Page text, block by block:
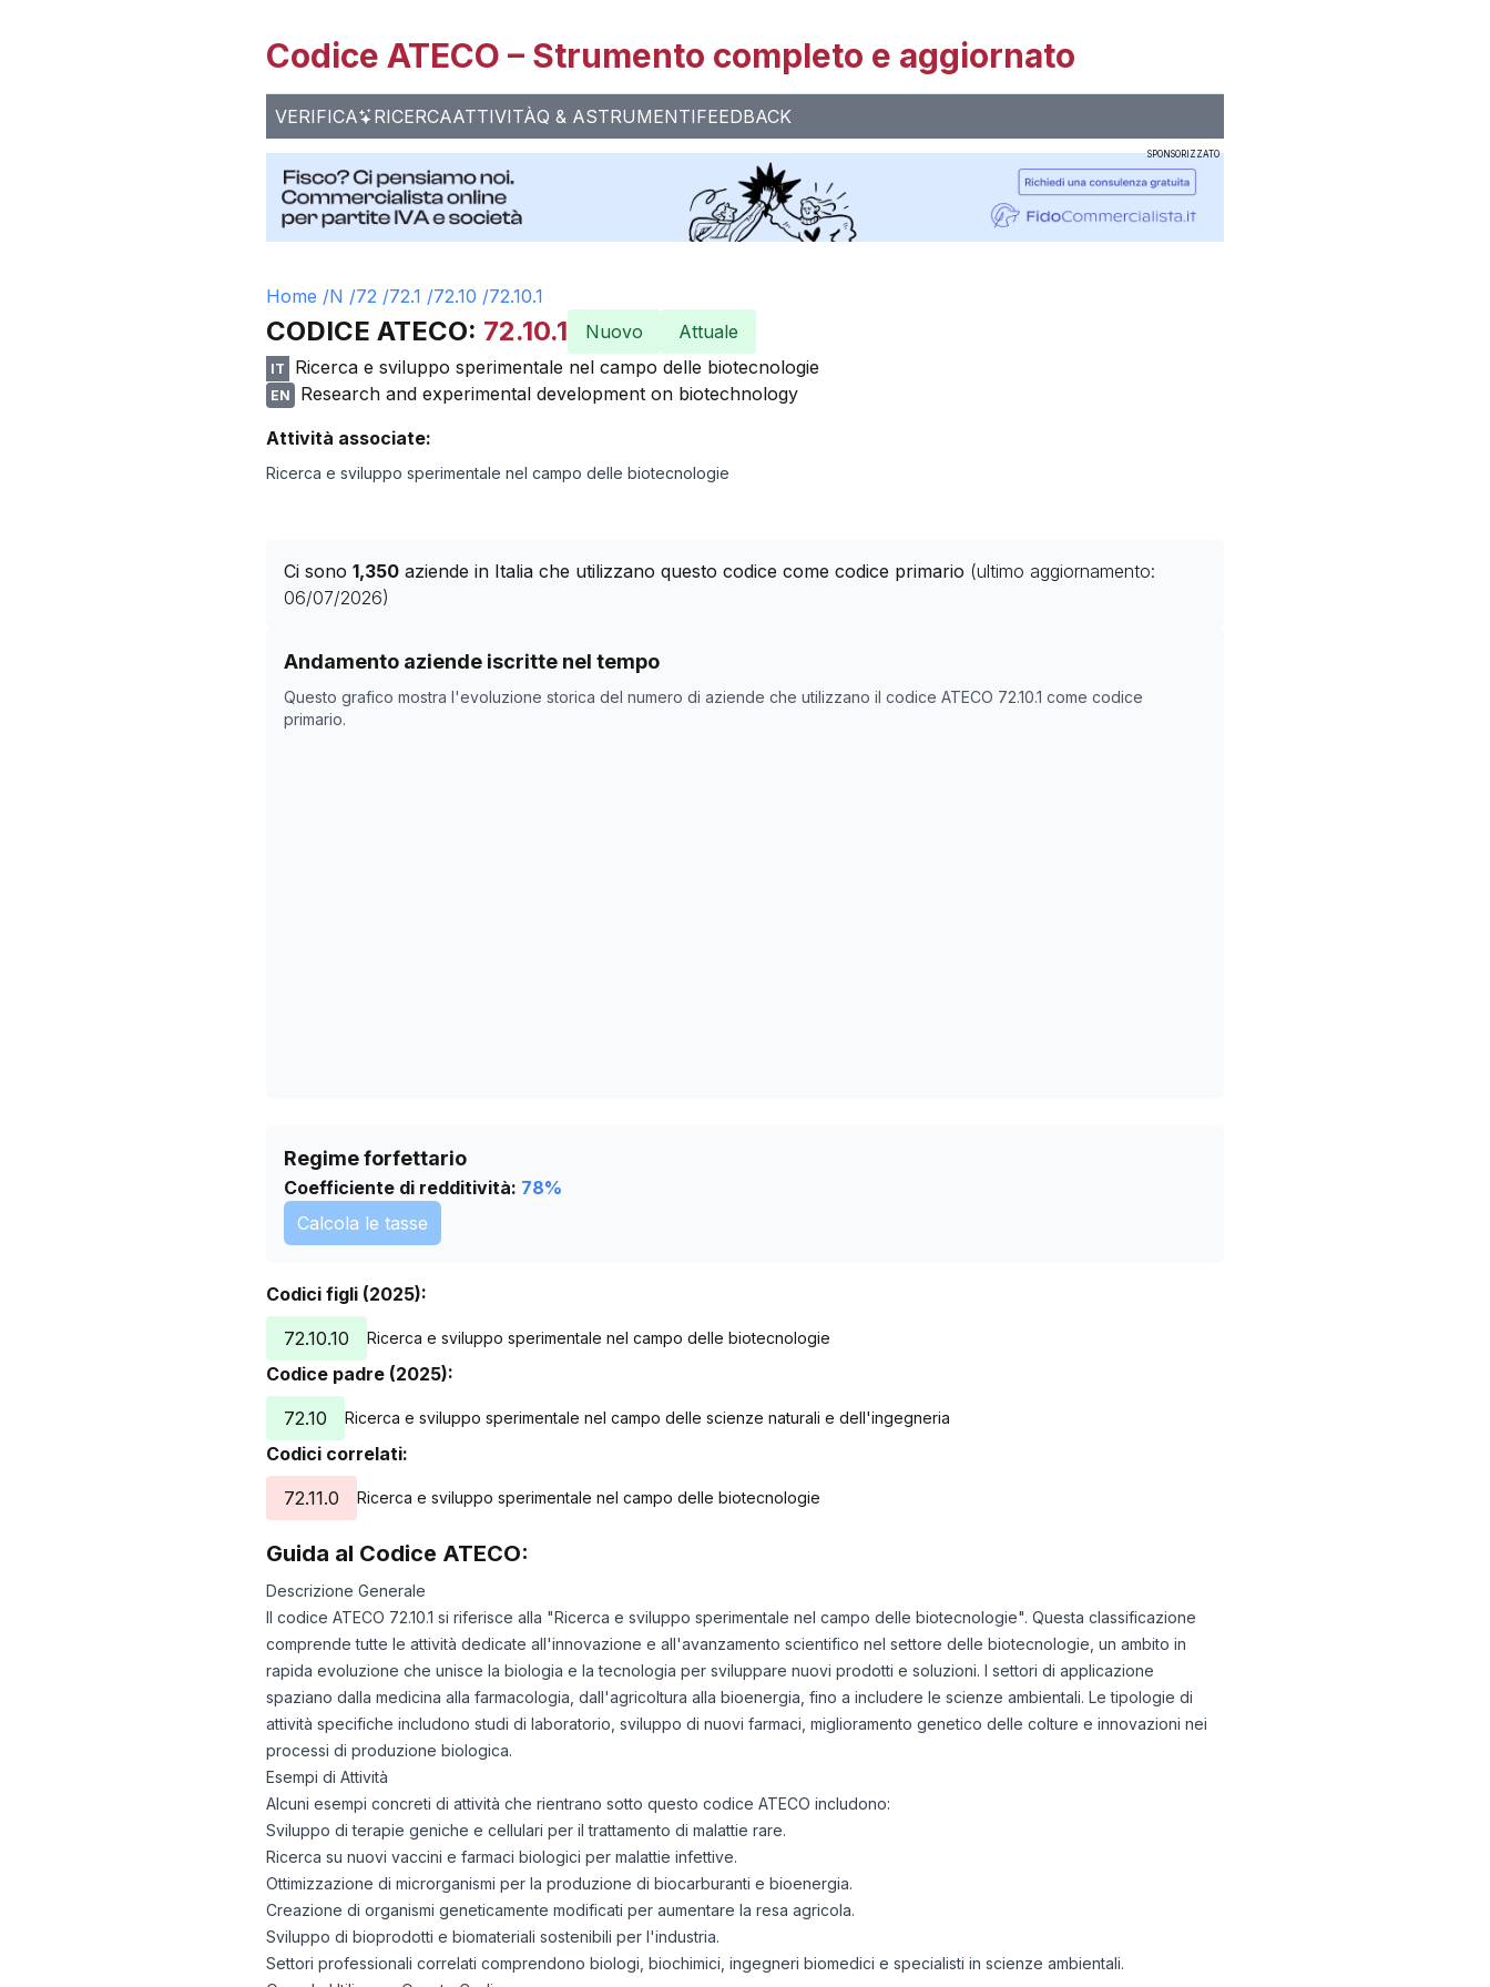
Codice ATECO – Strumento completo e aggiornato
VERIFICA RICERCAATTIVITÀQ & ASTRUMENTIFEEDBACK
SPONSORIZZATO
Home /N /72 /72.1 /72.10 /72.10.1
CODICE ATECO: 72.10.1 Nuovo Attuale
IT Ricerca e sviluppo sperimentale nel campo delle biotecnologie
EN
Research and experimental development on biotechnology
Attività associate:
Ricerca e sviluppo sperimentale nel campo delle biotecnologie
Ci sono 1,350 aziende in Italia che utilizzano questo codice come codice primario (ultimo aggiornamento:
06/07/2026)
Andamento aziende iscritte nel tempo
Questo grafico mostra l'evoluzione storica del numero di aziende che utilizzano il codice ATECO 72.10.1 come codice
primario.
Storico numero di aziende con codice ATECO
Data rilevazione
Numero aziende
19/04/2025
Regime forfettario
Coefficiente di redditività: 78%
Calcola le tasse
Codici figli (2025):
72.10.10
Ricerca e sviluppo sperimentale nel campo delle biotecnologie
Codice padre (2025):
72.10
Ricerca e sviluppo sperimentale nel campo delle scienze naturali e dell'ingegneria
Codici correlati:
72.11.0
Ricerca e sviluppo sperimentale nel campo delle biotecnologie
Guida al Codice ATECO:
Descrizione Generale
Il codice ATECO 72.10.1 si riferisce alla "Ricerca e sviluppo sperimentale nel campo delle biotecnologie". Questa classificazione
comprende tutte le attività dedicate all'innovazione e all'avanzamento scientifico nel settore delle biotecnologie, un ambito in
rapida evoluzione che unisce la biologia e la tecnologia per sviluppare nuovi prodotti e soluzioni. I settori di applicazione
spaziano dalla medicina alla farmacologia, dall'agricoltura alla bioenergia, fino a includere le scienze ambientali. Le tipologie di
attività specifiche includono studi di laboratorio, sviluppo di nuovi farmaci, miglioramento genetico delle colture e innovazioni nei
processi di produzione biologica.
Esempi di Attività
Alcuni esempi concreti di attività che rientrano sotto questo codice ATECO includono:
Sviluppo di terapie geniche e cellulari per il trattamento di malattie rare.
Ricerca su nuovi vaccini e farmaci biologici per malattie infettive.
Ottimizzazione di microrganismi per la produzione di biocarburanti e bioenergia.
Creazione di organismi geneticamente modificati per aumentare la resa agricola.
Sviluppo di bioprodotti e biomateriali sostenibili per l'industria.
Settori professionali correlati comprendono biologi, biochimici, ingegneri biomedici e specialisti in scienze ambientali.